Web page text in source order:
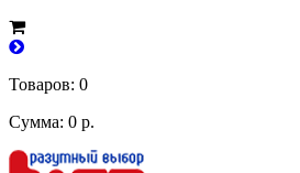
Товаров: 0
Сумма: 0 р.